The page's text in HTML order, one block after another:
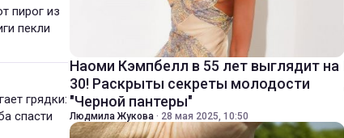
пирог из
пекли
грядки:
спасти
Наоми Кэмпбелл в 55 лет выглядит на
30! Раскрыты секреты молодости
"Черной пантеры"
Людмила Жукова · 28 мая 2025, 10:50